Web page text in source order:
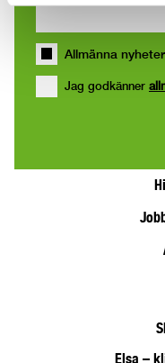
Allmänna nyheter
Jag godkänner
Elsa –